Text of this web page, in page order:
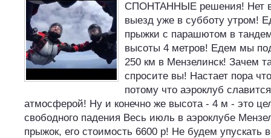
СПОНТАННЫЕ решения! Нет
выезд уже в субботу утром!
прыжки с парашютом в
высоты 4 метров! Едем мы
250 км в Мензелинск! Зачем
спросите вы! Настает пора
потому что аэроклуб
атмосферой! Ну и конечно же высота - 4 м - это
свободного падения Весь июль в аэроклубе
прыжок, его стоимость 6600 р! Не будем упускать